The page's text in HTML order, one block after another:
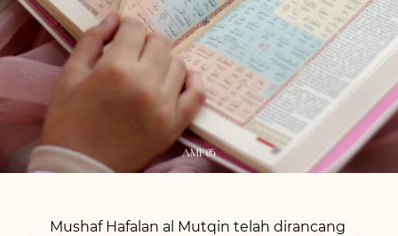
Mushaf Hafalan al Mutqin telah dirancang